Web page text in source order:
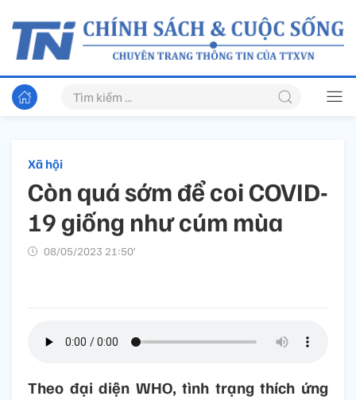
Xã hội
Còn quá sớm để coi COVID-
19 giống như cúm mùa
08/05/2023 21:50’
Theo đại diện WHO, tình trạng thích ứng